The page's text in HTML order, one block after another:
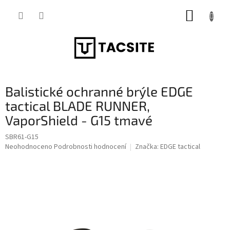
Balistické ochranné brýle EDGE
tactical BLADE RUNNER,
VaporShield - G15 tmavé
SBR61-G15
Průměrné
Neohodnoceno Podrobnosti hodnocení Značka: EDGE tactical